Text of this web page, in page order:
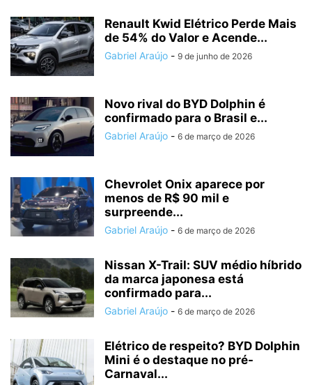
Renault Kwid Elétrico Perde Mais
de 54% do Valor e Acende...
Gabriel Araújo - 9 de junho de 2026
Novo rival do BYD Dolphin é
confirmado para o Brasil e...
Gabriel Araújo - 6 de março de 2026
Chevrolet Onix aparece por
menos de R$ 90 mil e
surpreende...
Gabriel Araújo - 6 de março de 2026
Nissan X-Trail: SUV médio híbrido
da marca japonesa está
confirmado para...
Gabriel Araújo - 6 de março de 2026
Elétrico de respeito? BYD Dolphin
Mini é o destaque no pré-
Carnaval...